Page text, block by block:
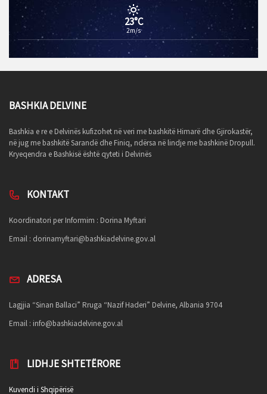
23°C
2m/s
BASHKIA DELVINE
Bashkia e re e Delvinës kufizohet në veri me bashkitë Himarë dhe Gjirokastër,
në jug me bashkitë Sarandë dhe Finiq, ndërsa në lindje me bashkinë Dropull.
Kryeqendra e Bashkisë është qyteti i Delvinës
KONTAKT
Koordinatori per Informim : Dorina Myftari
Email : dorinamyftari@bashkiadelvine.gov.al
ADRESA
Lagjjia “Sinan Ballaci” Rruga “Nazif Haderi” Delvine, Albania 9704
Email : info@bashkiadelvine.gov.al
LIDHJE SHTETËRORE
Kuvendi i Shqipërisë